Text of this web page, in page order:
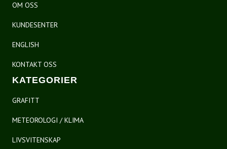
OM OSS
KUNDESENTER
ENGLISH
KONTAKT OSS
KATEGORIER
GRAFITT
METEOROLOGI / KLIMA
LIVSVITENSKAP